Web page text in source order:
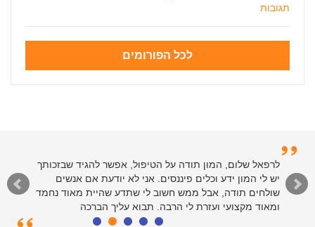
תגובות
לכל הפורומים
לרפאל שלום, המון תודה על הטיפול, אפשר להגיד שבזכותך
יש לי המון ידע וכלים פיננסים. אני לא יודעת אם אנשים
שולחים תודה, אבל ממש חשוב לי שתדע שהיית מאוד נחמד
ומאוד מקצועי ועזרת לי הרבה. תבוא עליך הברכה